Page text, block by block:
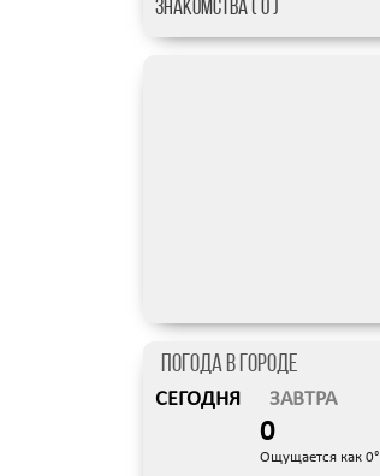
Знакомства ( 0 )
Погода в городе
СЕГОДНЯ ЗАВТРА
0
Ощущается как 0°